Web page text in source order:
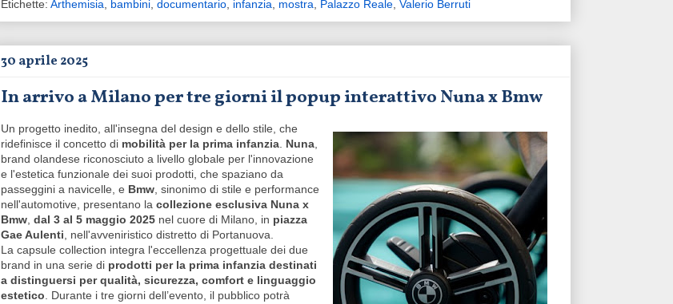
Etichette: Arthemisia, bambini, documentario, infanzia, mostra, Palazzo Reale, Valerio Berruti
30 aprile 2025
In arrivo a Milano per tre giorni il popup interattivo Nuna x Bmw
Un progetto inedito, all'insegna del design e dello stile, che
ridefinisce il concetto di mobilità per la prima infanzia. Nuna,
brand olandese riconosciuto a livello globale per l'innovazione
e l'estetica funzionale dei suoi prodotti, che spaziano da
passeggini a navicelle, e Bmw, sinonimo di stile e performance
nell'automotive, presentano la collezione esclusiva Nuna x
Bmw, dal 3 al 5 maggio 2025 nel cuore di Milano, in piazza
Gae Aulenti, nell'avveniristico distretto di Portanuova.
La capsule collection integra l'eccellenza progettuale dei due
brand in una serie di prodotti per la prima infanzia destinati
a distinguersi per qualità, sicurezza, comfort e linguaggio
estetico. Durante i tre giorni dell’evento, il pubblico potrà